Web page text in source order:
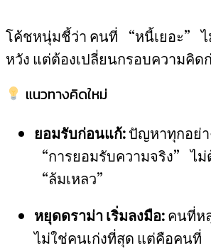
โค้ชหนุ่มชี้ว่า คนที่ “หนี้เยอะ” ไ
หวัง แต่ต้องเปลี่ยนกรอบความคิด
แนวทางคิดใหม่
ยอมรับก่อนแก้:ปัญหาทุกอย่า
“การยอมรับความจริง” ไม่
“ล้มเหลว”
หยุดดราม่า เริ่มลงมือ:คนที่ห
ไม่ใช่คนเก่งที่สุด แต่คือคน